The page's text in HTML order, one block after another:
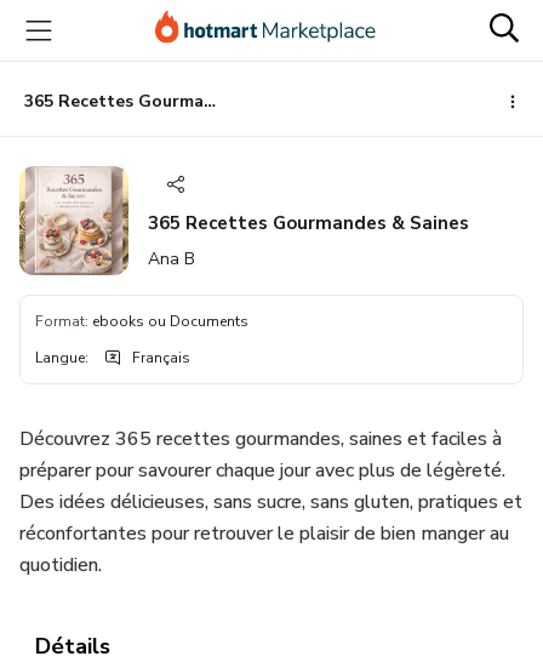
vers
contenu
principal
vers
bas
de
365 Recettes Gourmandes & Saines
365 Recettes Gourmandes & Saines
Ana B
Format: ebooks ou Documents
Langue: Français
Découvrez 365 recettes gourmandes, saines et faciles à
préparer pour savourer chaque jour avec plus de légèreté.
Des idées délicieuses, sans sucre, sans gluten, pratiques et
réconfortantes pour retrouver le plaisir de bien manger au
quotidien.
Détails